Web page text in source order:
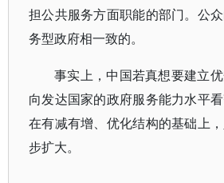
担公共服务方面职能的部门。公
务型政府相一致的。
事实上，中国若真想要建立
向发达国家的政府服务能力水平
在有减有增、优化结构的基础上
步扩大。